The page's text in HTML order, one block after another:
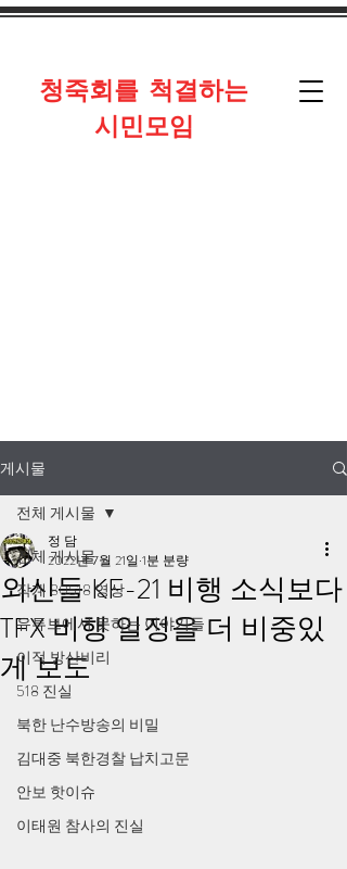
​청죽회를 척결하는
시민모임
게시물
전체 게시물
작계 80518 영상
유튜브에서 못하는 이야기들
이적 방산비리
518 진실
북한 난수방송의 비밀
김대중 북한경찰 납치고문
안보 핫이슈
이태원 참사의 진실
전체 게시물
외신들 KF-21 비행 소식보다
TFX 비행 일정을 더 비중있
게 보도
정 담
2022년 7월 21일 1분 분량